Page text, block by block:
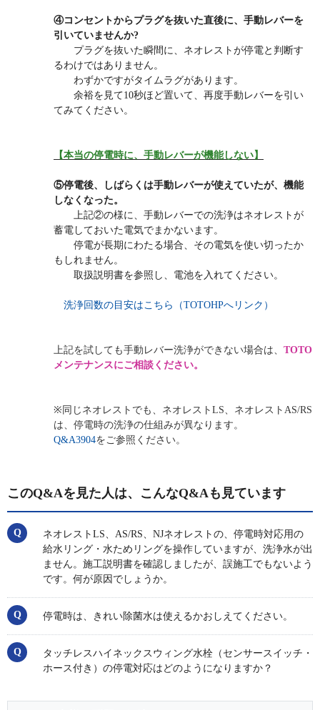
④コンセントからプラグを抜いた直後に、手動レバーを
引いていませんか?
プラグを抜いた瞬間に、ネオレストが停電と判断す
るわけではありません。
わずかですがタイムラグがあります。
余裕を見て10秒ほど置いて、再度手動レバーを引い
てみてください。
【本当の停電時に、手動レバーが機能しない】
⑤停電後、しばらくは手動レバーが使えていたが、機能
しなくなった。
上記②の様に、手動レバーでの洗浄はネオレストが
蓄電しておいた電気でまかないます。
停電が長期にわたる場合、その電気を使い切ったか
もしれません。
取扱説明書を参照し、電池を入れてください。
洗浄回数の目安はこちら（TOTOHPへリンク）
上記を試しても手動レバー洗浄ができない場合は、 TOTO
メンテナンスにご相談ください。
※同じネオレストでも、ネオレストLS、ネオレストAS/RS
は、停電時の洗浄の仕組みが異なります。
Q&A3904をご参照ください。
このQ&Aを見た人は、こんなQ&Aも見ています
ネオレストLS、AS/RS、NJネオレストの、停電時対応用の
給水リング・水ためリングを操作していますが、洗浄水が出
ません。施工説明書を確認しましたが、誤施工でもないよう
です。何が原因でしょうか。
停電時は、きれい除菌水は使えるかおしえてください。
タッチレスハイネックスウィング水栓（センサースイッチ・
ホース付き）の停電対応はどのようになりますか？